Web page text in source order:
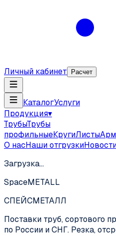
Личный кабинет Расчет
КаталогУслуги
Продукция▾
ТрубыТрубы
профильныеКругиЛисты
О насНаши отгрузки
Загрузка…
SpaceMETALL
СПЕЙСМЕТАЛЛ
Поставки труб, сортового
по России и СНГ. Резка,